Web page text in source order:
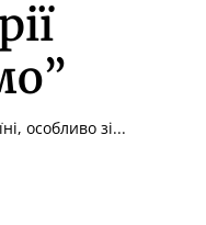
особливо зі...